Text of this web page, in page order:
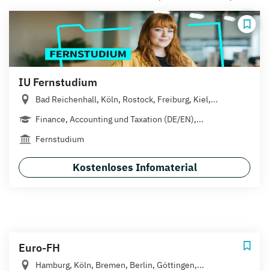
IU Fernstudium
Bad Reichenhall, Köln, Rostock, Freiburg, Kiel,...
Finance, Accounting und Taxation (DE/EN),...
Fernstudium
Kostenloses Infomaterial
Euro-FH
Hamburg, Köln, Bremen, Berlin, Göttingen,...